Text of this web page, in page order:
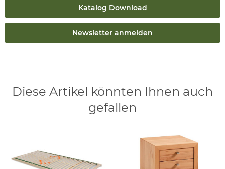
Katalog Download
Newsletter anmelden
Diese Artikel könnten Ihnen auch
gefallen